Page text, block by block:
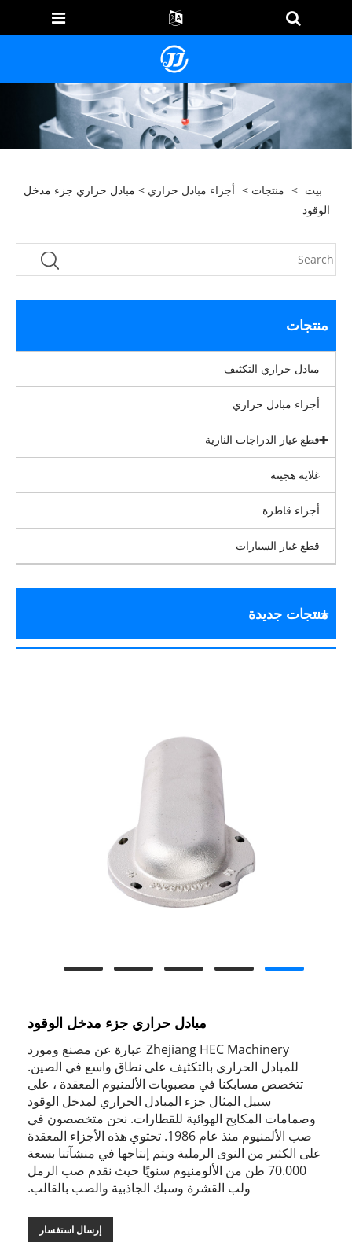
بيت > منتجات > أجزاء مبادل حراري > مبادل حراري جزء مدخل
الوقود
منتجات
مبادل حراري التكثيف
أجزاء مبادل حراري
قطع غيار الدراجات النارية
غلاية هجينة
أجزاء قاطرة
قطع غيار السيارات
منتجات جديدة
مبادل حراري جزء مدخل الوقود
Zhejiang HEC Machinery عبارة عن مصنع ومورد
للمبادل الحراري بالتكثيف على نطاق واسع في الصين.
تتخصص مسابكنا في مصبوبات الألمنيوم المعقدة ، على
سبيل المثال جزء المبادل الحراري لمدخل الوقود
وصمامات المكابح الهوائية للقطارات. نحن متخصصون في
صب الألمنيوم منذ عام 1986. تحتوي هذه الأجزاء المعقدة
على الكثير من النوى الرملية ويتم إنتاجها في منشآتنا بسعة
70.000 طن من الألومنيوم سنويًا حيث نقدم صب الرمل
ولب القشرة وسبك الجاذبية والصب بالقالب.
إرسال استفسار